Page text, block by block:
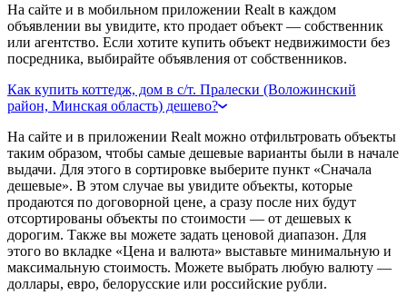
На сайте и в мобильном приложении Realt в каждом
объявлении вы увидите, кто продает объект — собственник
или агентство. Если хотите купить объект недвижимости без
посредника, выбирайте объявления от собственников.
Как купить коттедж, дом в с/т. Пралески (Воложинский
район, Минская область) дешево?
На сайте и в приложении Realt можно отфильтровать объекты
таким образом, чтобы самые дешевые варианты были в начале
выдачи. Для этого в сортировке выберите пункт «Сначала
дешевые». В этом случае вы увидите объекты, которые
продаются по договорной цене, а сразу после них будут
отсортированы объекты по стоимости — от дешевых к
дорогим. Также вы можете задать ценовой диапазон. Для
этого во вкладке «Цена и валюта» выставьте минимальную и
максимальную стоимость. Можете выбрать любую валюту —
доллары, евро, белорусские или российские рубли.